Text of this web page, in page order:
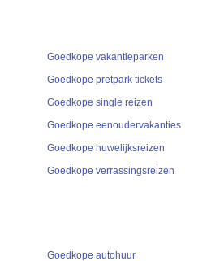
Goedkope vakantieparken
Goedkope pretpark tickets
Goedkope single reizen
Goedkope eenoudervakanties
Goedkope huwelijksreizen
Goedkope verrassingsreizen
Goedkope autohuur